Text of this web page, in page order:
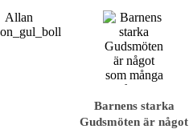
Barnens starka
Gudsmöten är något